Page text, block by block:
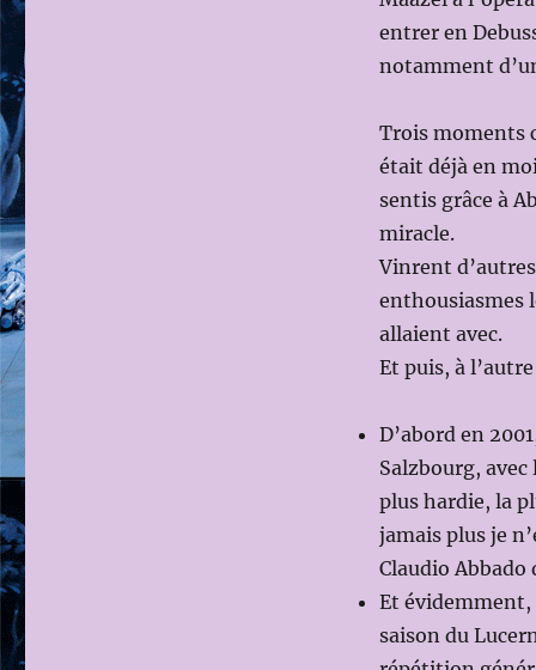
entrer en
notamment
Trois moments
était déjà en
sentis grâce à
miracle.
Vinrent
enthousiasmes
allaient avec.
Et puis, à
D’abord en
Salzbourg,
plus hardie, la
jamais plus je
Claudio Abbado
Et évidemment,
saison du